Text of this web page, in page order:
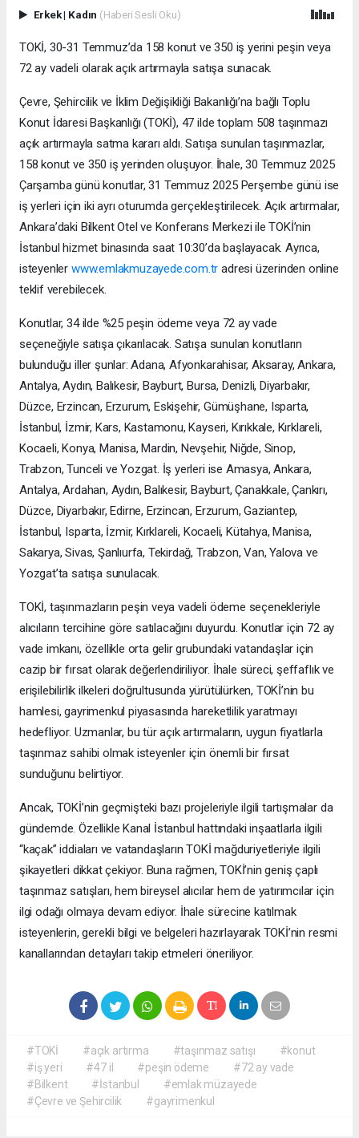
Erkek| Kadın (Haberi Sesli Oku)
TOKİ, 30-31 Temmuz’da 158 konut ve 350 iş yerini peşin veya
72 ay vadeli olarak açık artırmayla satışa sunacak.
Çevre, Şehircilik ve İklim Değişikliği Bakanlığı’na bağlı Toplu
Konut İdaresi Başkanlığı (TOKİ), 47 ilde toplam 508 taşınmazı
açık artırmayla satma kararı aldı. Satışa sunulan taşınmazlar,
158 konut ve 350 iş yerinden oluşuyor. İhale, 30 Temmuz 2025
Çarşamba günü konutlar, 31 Temmuz 2025 Perşembe günü ise
iş yerleri için iki ayrı oturumda gerçekleştirilecek. Açık artırmalar,
Ankara’daki Bilkent Otel ve Konferans Merkezi ile TOKİ’nin
İstanbul hizmet binasında saat 10:30’da başlayacak. Ayrıca,
isteyenler www.emlakmuzayede.com.tr adresi üzerinden online
teklif verebilecek.
Konutlar, 34 ilde %25 peşin ödeme veya 72 ay vade
seçeneğiyle satışa çıkarılacak. Satışa sunulan konutların
bulunduğu iller şunlar: Adana, Afyonkarahisar, Aksaray, Ankara,
Antalya, Aydın, Balıkesir, Bayburt, Bursa, Denizli, Diyarbakır,
Düzce, Erzincan, Erzurum, Eskişehir, Gümüşhane, Isparta,
İstanbul, İzmir, Kars, Kastamonu, Kayseri, Kırıkkale, Kırklareli,
Kocaeli, Konya, Manisa, Mardin, Nevşehir, Niğde, Sinop,
Trabzon, Tunceli ve Yozgat. İş yerleri ise Amasya, Ankara,
Antalya, Ardahan, Aydın, Balıkesir, Bayburt, Çanakkale, Çankırı,
Düzce, Diyarbakır, Edirne, Erzincan, Erzurum, Gaziantep,
İstanbul, Isparta, İzmir, Kırklareli, Kocaeli, Kütahya, Manisa,
Sakarya, Sivas, Şanlıurfa, Tekirdağ, Trabzon, Van, Yalova ve
Yozgat’ta satışa sunulacak.
TOKİ, taşınmazların peşin veya vadeli ödeme seçenekleriyle
alıcıların tercihine göre satılacağını duyurdu. Konutlar için 72 ay
vade imkanı, özellikle orta gelir grubundaki vatandaşlar için
cazip bir fırsat olarak değerlendiriliyor. İhale süreci, şeffaflık ve
erişilebilirlik ilkeleri doğrultusunda yürütülürken, TOKİ’nin bu
hamlesi, gayrimenkul piyasasında hareketlilik yaratmayı
hedefliyor. Uzmanlar, bu tür açık artırmaların, uygun fiyatlarla
taşınmaz sahibi olmak isteyenler için önemli bir fırsat
sunduğunu belirtiyor.
Ancak, TOKİ’nin geçmişteki bazı projeleriyle ilgili tartışmalar da
gündemde. Özellikle Kanal İstanbul hattındaki inşaatlarla ilgili
“kaçak” iddiaları ve vatandaşların TOKİ mağduriyetleriyle ilgili
şikayetleri dikkat çekiyor. Buna rağmen, TOKİ’nin geniş çaplı
taşınmaz satışları, hem bireysel alıcılar hem de yatırımcılar için
ilgi odağı olmaya devam ediyor. İhale sürecine katılmak
isteyenlerin, gerekli bilgi ve belgeleri hazırlayarak TOKİ’nin resmi
kanallarından detayları takip etmeleri öneriliyor.
#TOKİ #açık artırma #taşınmaz satışı
#konut
#iş yeri
#47 il #peşin ödeme
#72 ay vade
#Bilkent
#İstanbul
#emlak müzayede
#Çevre ve Şehircilik
#gayrimenkul